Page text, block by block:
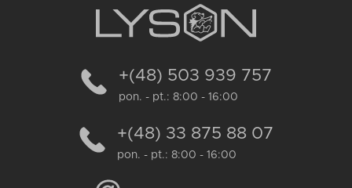
+(48) 503 939 757
pon. - pt.: 8:00 - 16:00
+(48) 33 875 88 07
pon. - pt.: 8:00 - 16:00